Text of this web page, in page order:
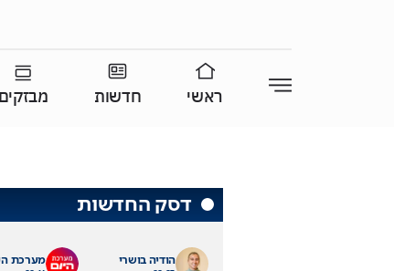
ראשי חדשות מבזקים
דסק החדשות
הודיה בושרי מערכת